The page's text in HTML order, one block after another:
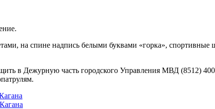
на спине надпись белыми буквами «горка», спортивные
в Дежурную часть городского Управления МВД (8512)